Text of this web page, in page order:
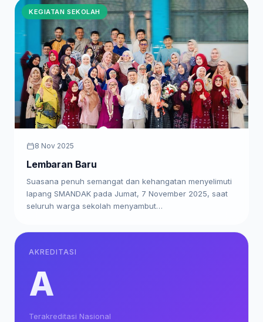
KEGIATAN SEKOLAH
8 Nov 2025
Lembaran Baru
Suasana penuh semangat dan kehangatan menyelimuti
lapang SMANDAK pada Jumat, 7 November 2025, saat
seluruh warga sekolah menyambut…
AKREDITASI
A
Terakreditasi Nasional